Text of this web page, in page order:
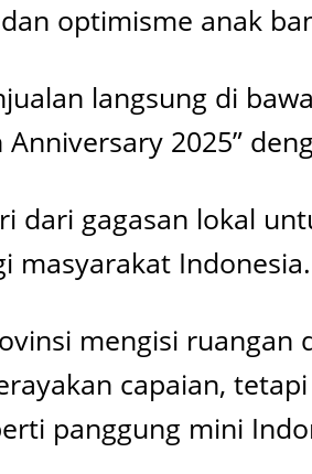
optimisme anak
langsung di
2025”
dari gagasan lokal
masyarakat Indonesia.
mengisi ruangan
capaian,
panggung mini